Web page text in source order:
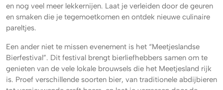
en nog veel meer lekkernijen. Laat je verleiden door de geuren
en smaken die je tegemoetkomen en ontdek nieuwe culinaire
pareltjes.
Een ander niet te missen evenement is het “Meetjeslandse
Bierfestival”. Dit festival brengt bierliefhebbers samen om te
genieten van de vele lokale brouwsels die het Meetjesland rijk
is. Proef verschillende soorten bier, van traditionele abdijbieren